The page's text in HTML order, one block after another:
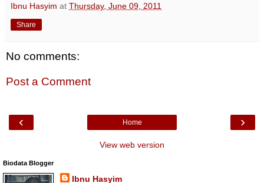
Ibnu Hasyim at Thursday, June 09, 2011
Share
No comments:
Post a Comment
‹ ›
Home
View web version
Biodata Blogger
Ibnu Hasyim